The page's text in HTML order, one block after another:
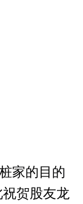
家的目的
祝贺股友龙